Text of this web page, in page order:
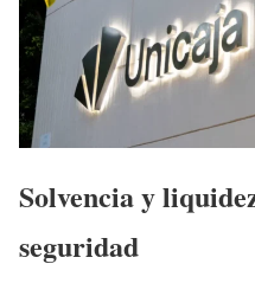
Solvencia y
seguridad